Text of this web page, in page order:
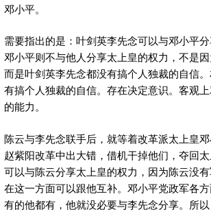
邓小平。
需要指出的是：叶剑英李先念可以与邓小平
邓小平则不与他人分享太上皇的权力，不是
而是叶剑英李先念都没有搞个人独裁的自信
有搞个人独裁的自信。存在决定意识。客观
的能力。
陈云与李先念联手后，就等着改革派太上皇
赵紫阳改革中出大错，借机干掉他们，夺回
可以与陈云分享太上皇的权力，因为陈云没
在这一方面可以跟他互补。邓小平党政军各
有的他都有，他就没必要与李先念分享。所